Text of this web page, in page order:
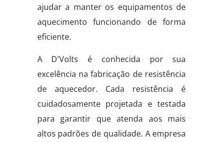
ajudar a manter os equipamentos de
aquecimento funcionando de forma
eficiente.
A D'Volts é conhecida por sua
excelência na fabricação de resistência
de aquecedor. Cada resistência é
cuidadosamente projetada e testada
para garantir que atenda aos mais
altos padrões de qualidade. A empresa